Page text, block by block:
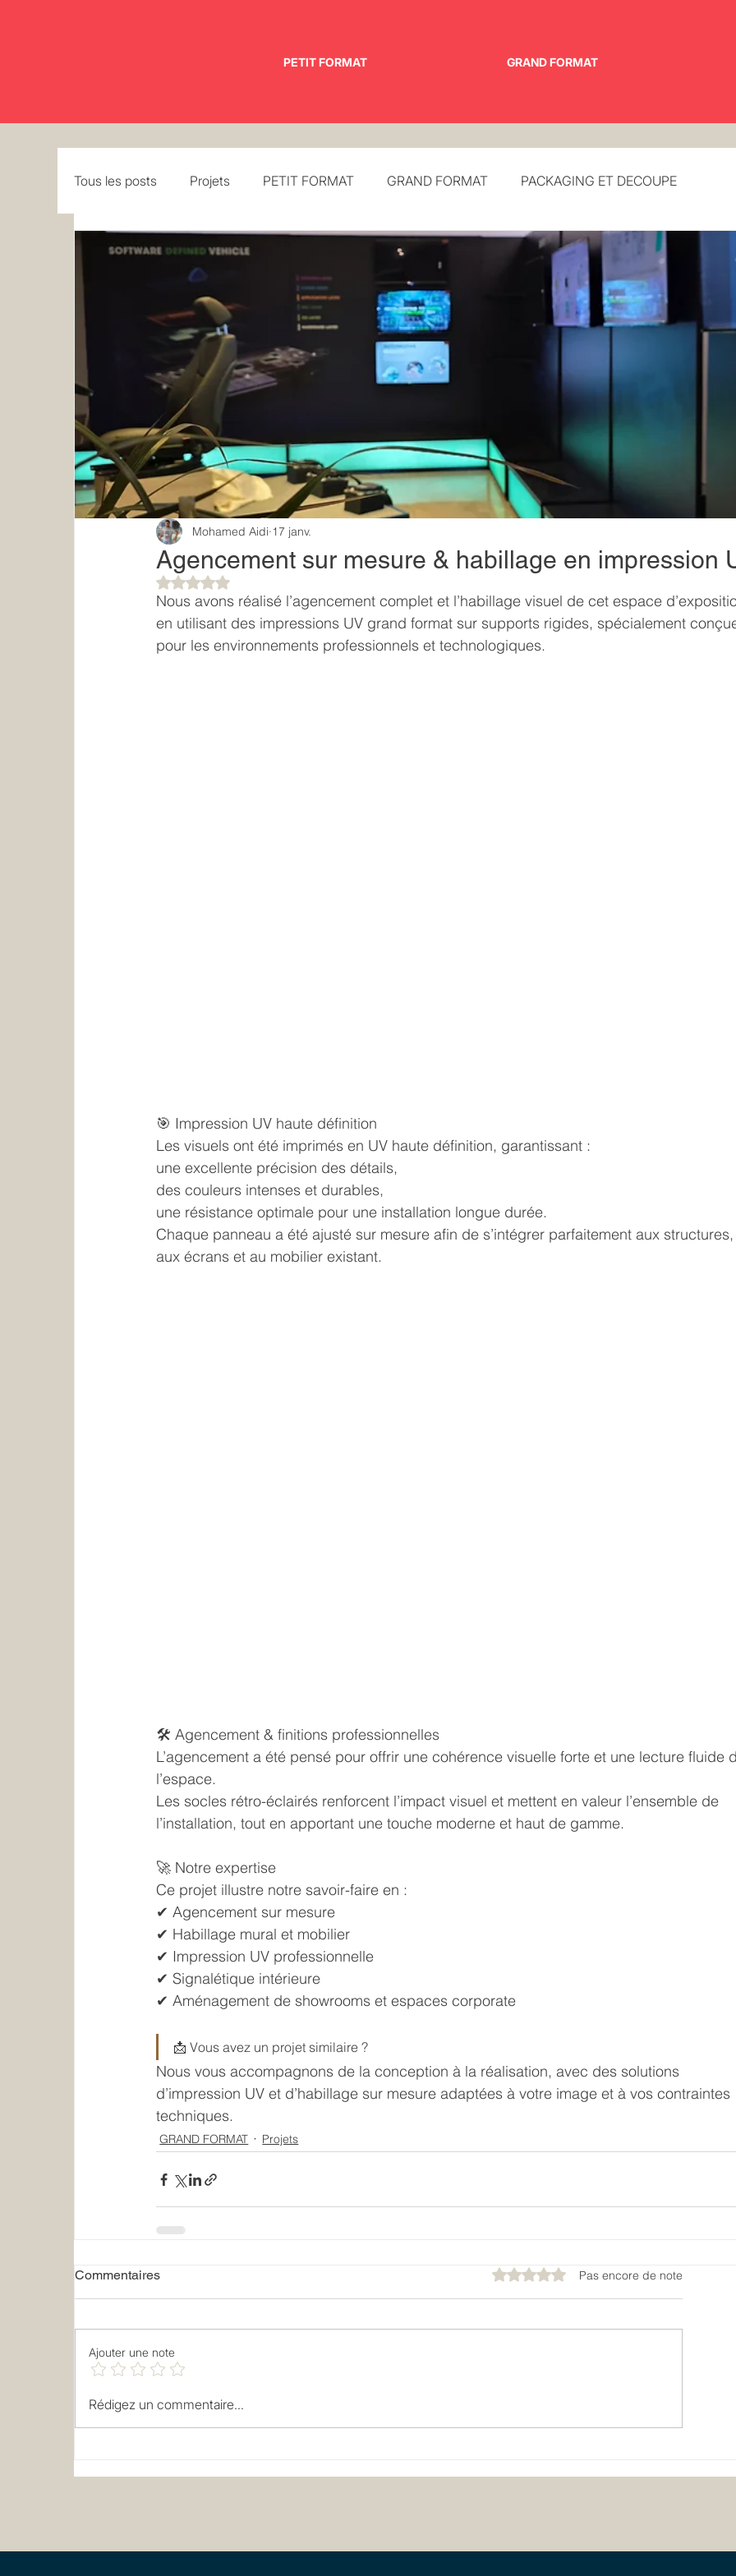
PETIT FORMAT GRAND FORMAT
Tous les posts Projets PETIT FORMAT GRAND FORMAT PACKAGING ET DECOUPE
Agencement sur mesure & habillage en impression
Mohamed Aidi 17 janv.
Noté NaN étoiles sur 5.
Nous avons réalisé l’agencement complet et l’habillage visuel de cet espace
en utilisant des impressions UV grand format sur supports rigides, spécialement
pour les environnements professionnels et technologiques.
🎯 Impression UV haute définition
Les visuels ont été imprimés en UV haute définition, garantissant :
une excellente précision des détails,
des couleurs intenses et durables,
une résistance optimale pour une installation longue durée.
Chaque panneau a été ajusté sur mesure afin de s’intégrer parfaitement aux
aux écrans et au mobilier existant.
🛠️ Agencement & finitions professionnelles
L’agencement a été pensé pour offrir une cohérence visuelle forte et une lecture fluide
l’espace.
Les socles rétro-éclairés renforcent l’impact visuel et mettent en valeur l’ensemble de
l’installation, tout en apportant une touche moderne et haut de gamme.
🚀 Notre expertise
Ce projet illustre notre savoir-faire en :
✔ Agencement sur mesure
✔ Habillage mural et mobilier
✔ Impression UV professionnelle
✔ Signalétique intérieure
✔ Aménagement de showrooms et espaces corporate
📩 Vous avez un projet similaire ?
Nous vous accompagnons de la conception à la réalisation, avec des solutions
d’impression UV et d’habillage sur mesure adaptées à votre image et à vos contraintes
techniques.
GRAND FORMAT Projets
Commentaires Noté 0 étoile sur 5.Pas encore de note
Ajouter une note
Rédigez un commentaire...